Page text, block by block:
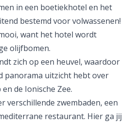
in een boetiekhotel en het
bestemd voor volwassenen!
want het hotel wordt
olijfbomen.
zich op een heuvel, waardoor
panorama uitzicht hebt over
de Ionische Zee.
verschillende zwembaden, een
restaurant. Hier ga jij